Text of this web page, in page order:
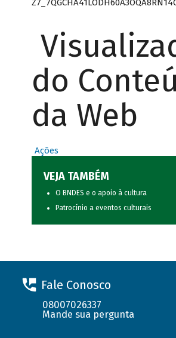
do
da Web
Ações
VEJA TAMBÉM
O BNDES e o apoio à cultura
Patrocínio a eventos culturais
Fale Conosco
08007026337
Mande sua pergunta